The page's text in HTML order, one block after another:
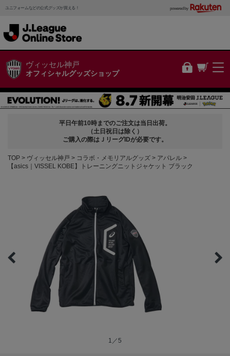
ユニフォームなどの公式グッズが買える！ powered by
ヴィッセル神戸
オフィシャルグッズショップ
平日午前10時までのご注文は当日出荷。
（土日祝日は除く）
ご購入の際はＪリーグIDが必要です。
TOP ヴィッセル神戸 コラボ・メモリアルグッズ
アパレル
【asics｜VISSEL KOBE】トレーニングニットジャケット ブラック
1／5